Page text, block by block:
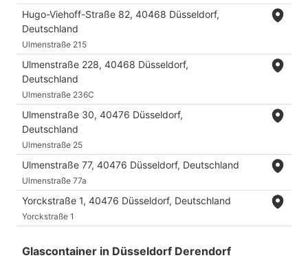
Hugo-Viehoff-Straße 82, 40468 Düsseldorf,
Deutschland
Ulmenstraße 215
Ulmenstraße 228, 40468 Düsseldorf,
Deutschland
Ulmenstraße 236C
Ulmenstraße 30, 40476 Düsseldorf,
Deutschland
Ulmenstraße 25
Ulmenstraße 77, 40476 Düsseldorf, Deutschland
Ulmenstraße 77a
Yorckstraße 1, 40476 Düsseldorf, Deutschland
Yorckstraße 1
Glascontainer in Düsseldorf Derendorf